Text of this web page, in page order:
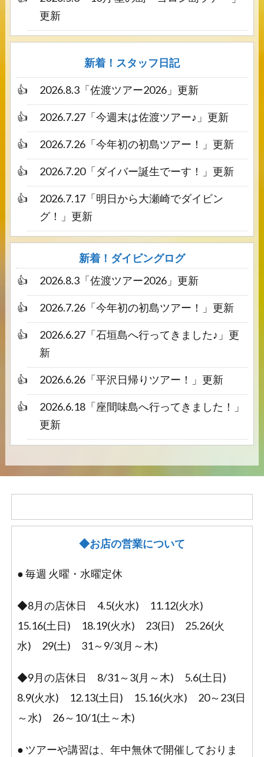
更新
新着！スタッフ日記
2026.8.3「佐渡ツアー2026」更新
2026.7.27「今週末は佐渡ツアー♪ 」更新
2026.7.26「今年初の初島ツアー！ 」更新
2026.7.20「ダイバー誕生でーす！ 」更新
2026.7.17「明日から大瀬崎でダイビン
グ！
」更新
新着！ダイビングログ
2026.8.3「佐渡ツアー2026」更新
2026.7.26「今年初の初島ツアー！ 」更新
2026.6.27「石垣島へ行ってきました♪ 」更
新
2026.6.26「平沢日帰りツアー！ 」更新
2026.6.18「座間味島へ行ってきました！
」
更新
◆お店の営業について
● 毎週 火曜・水曜定休
◆8月の店休日 4.5(火水) 11.12(火水)
15.16(土日) 18.19(火水) 23(日) 25.26(火
水) 29(土) 31～9/3(月～木)
◆9月の店休日 8/31～3(月～木) 5.6(土日)
8.9(火水) 12.13(土日) 15.16(火水) 20～23(日
～水) 26～10/1(土～木)
● ツアーや講習は、年中無休で開催しておりま